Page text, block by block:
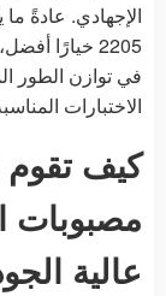
الإجهادي. عادةً
2205 خيارًا
في توازن الطور
الاختبارات
مصبوبات
عالية